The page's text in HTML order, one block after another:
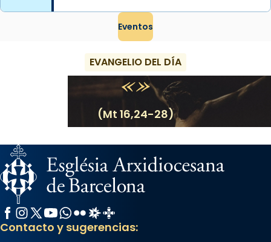
Eventos
EVANGELIO DEL DÍA
(Mt 16,24-28)
Facebook
Instagram
X / Twitter
YouTube
WhatsApp
FlickrRadio Estel
Catalunya Cristiana
Contacto y sugerencias: